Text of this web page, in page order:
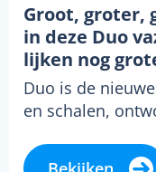
Groot, groter,
in deze Duo
lijken nog
Duo is de
en schalen,